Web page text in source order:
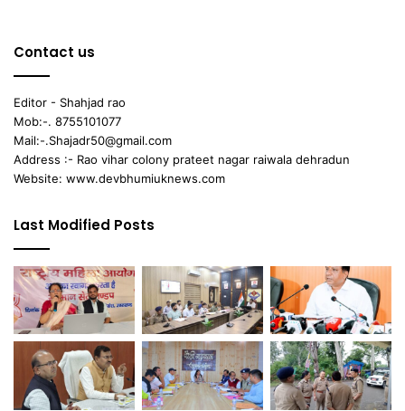
Contact us
Editor - Shahjad rao
Mob:-. 8755101077
Mail:-.Shajadr50@gmail.com
Address :- Rao vihar colony prateet nagar raiwala dehradun
Website: www.devbhumiuknews.com
Last Modified Posts